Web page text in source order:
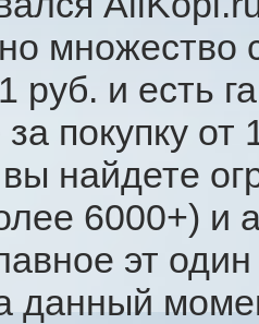
множество
руб. и есть
покупку
найдете
6000+) и
эт
данный